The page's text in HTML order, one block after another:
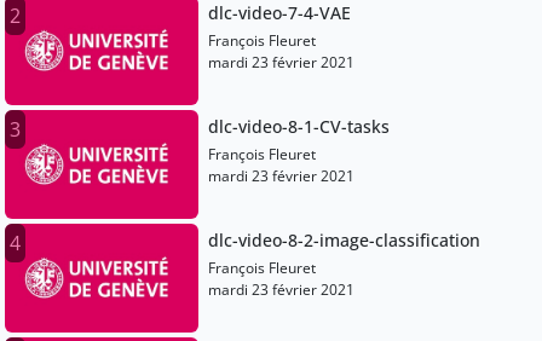
2 dlc-video-7-4-VAE
François Fleuret
mardi 23 février 2021
3 dlc-video-8-1-CV-tasks
François Fleuret
mardi 23 février 2021
4 dlc-video-8-2-image-classification
François Fleuret
mardi 23 février 2021